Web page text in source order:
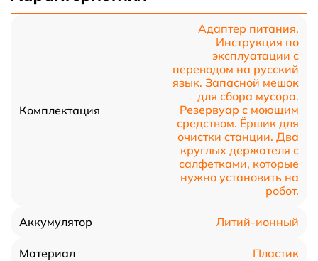
Комплектация
Адаптер питания.
Инструкция по
эксплуатации с
переводом на русский
язык. Запасной мешок
для сбора мусора.
Резервуар с моющим
средством. Ёршик для
очистки станции. Два
круглых держателя с
салфетками, которые
нужно установить на
робот.
Аккумулятор Литий-ионный
Материал Пластик